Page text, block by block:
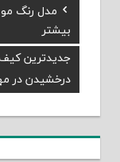
راهبری
نوشته
Previous
Post:
بیشتر
Next
Post:
درخشیدن در